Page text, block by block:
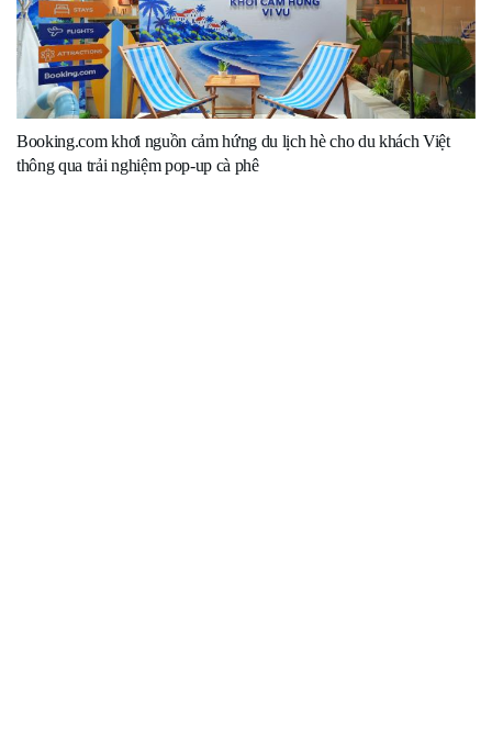
Booking.com khơi nguồn cảm hứng du lịch hè cho du khách Việt
thông qua trải nghiệm pop-up cà phê